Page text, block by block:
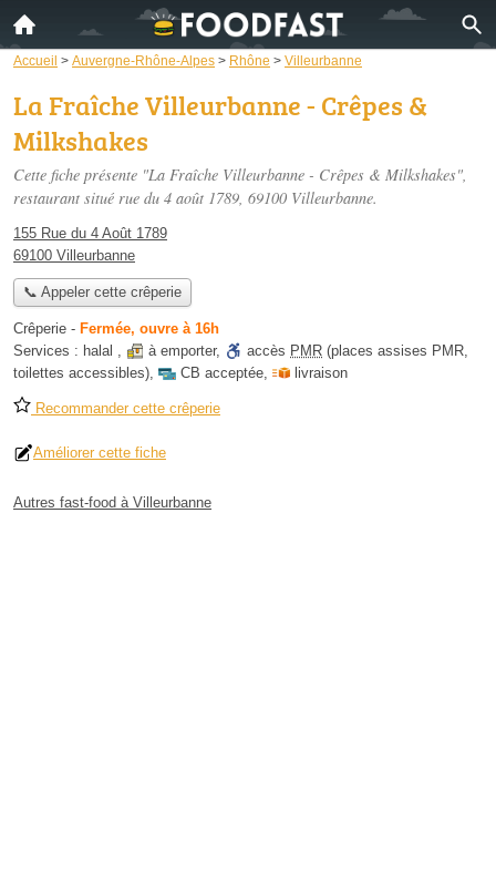
Accueil > Auvergne-Rhône-Alpes > Rhône > Villeurbanne
La Fraîche Villeurbanne - Crêpes &
Milkshakes
Cette fiche présente "La Fraîche Villeurbanne - Crêpes & Milkshakes",
restaurant situé rue du 4 août 1789, 69100 Villeurbanne.
155 Rue du 4 Août 1789
69100 Villeurbanne
📞 Appeler cette crêperie
Crêperie - Fermée, ouvre à 16h
Services : halal , à emporter, accès PMR (places assises PMR,
toilettes accessibles), CB acceptée, livraison
Recommander cette crêperie
Améliorer cette fiche
Autres fast-food à Villeurbanne